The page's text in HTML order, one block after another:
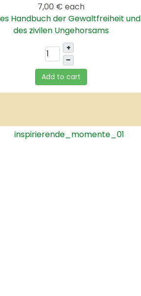
7,00 € each
Handbuch der Gewaltfreiheit und
des zivilen Ungehorsams
+
–
Add to cart